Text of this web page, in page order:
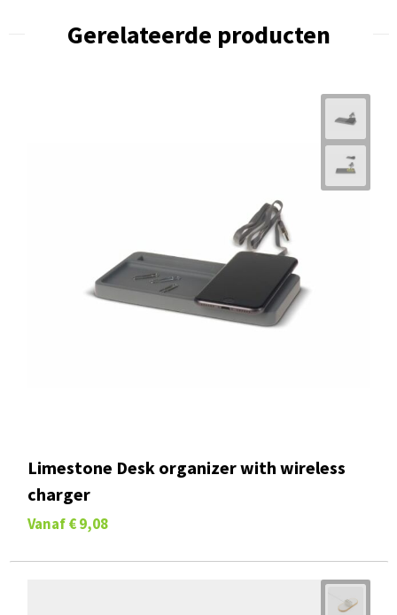
Gerelateerde producten
Limestone Desk organizer with wireless
charger
Vanaf € 9,08